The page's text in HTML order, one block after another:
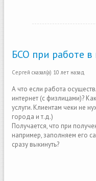
БСО при работе в
Сергей сказал(а) 10 лет назад
А что если работа
интернет (с физлицами)?
услуги. Клиентам чеки не
города и т.д.)
Получается, что при
например, заполняем его
сразу выкинуть?